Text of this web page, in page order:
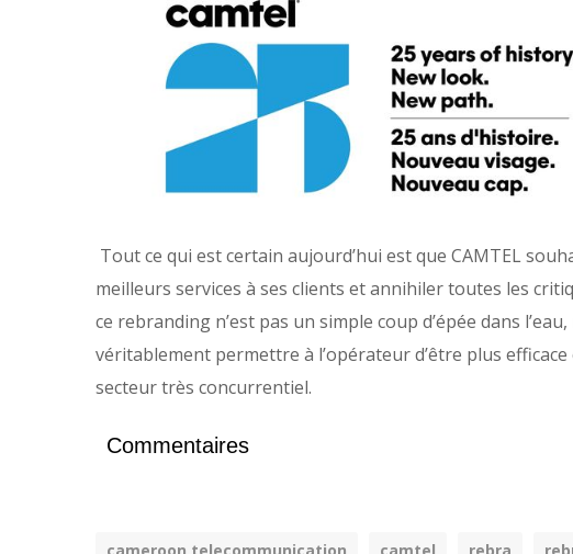
Tout ce qui est certain aujourd’hui est que CAMTEL
meilleurs services à ses clients et annihiler toutes les
ce rebranding n’est pas un simple coup d’épée dans
véritablement permettre à l’opérateur d’être plus
secteur très concurrentiel.
Commentaires